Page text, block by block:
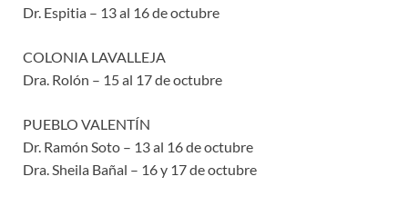
Dr. Espitia – 13 al 16 de octubre
COLONIA LAVALLEJA
Dra. Rolón – 15 al 17 de octubre
PUEBLO VALENTÍN
Dr. Ramón Soto – 13 al 16 de octubre
Dra. Sheila Bañal – 16 y 17 de octubre